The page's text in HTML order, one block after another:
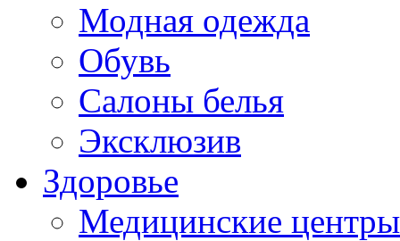
Модная одежда
Обувь
Салоны белья
Эксклюзив
Здоровье
Медицинские центры